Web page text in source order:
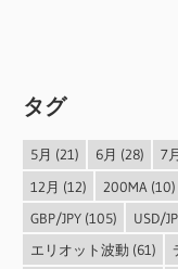
タグ
5月 (21) 6月 (28) 7月
12月 (12) 200MA (10)
GBP/JPY(105) USD/
エリオット波動 (61)